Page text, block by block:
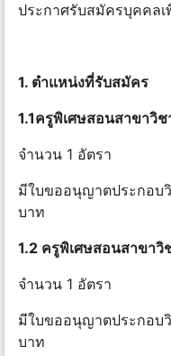
ประกาศรับสมัครบุคคลเ
1. ตําแหน่งที่รับสมัคร
1.1ครูพิเศษสอนสาขาวิ
จํานวน 1 อัตรา
มีใบขออนุญาตประกอบ
บาท
1.2 ครูพิเศษสอนสาขา
จํานวน 1 อัตรา
มีใบขออนุญาตประกอบ
บาท